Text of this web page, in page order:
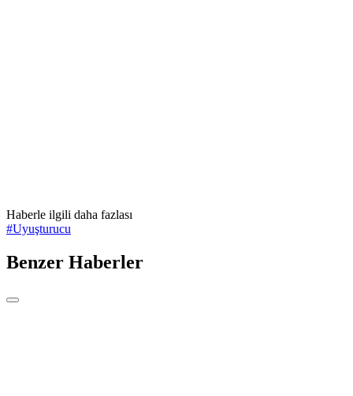
Haberle ilgili daha fazlası
#Uyuşturucu
Benzer Haberler